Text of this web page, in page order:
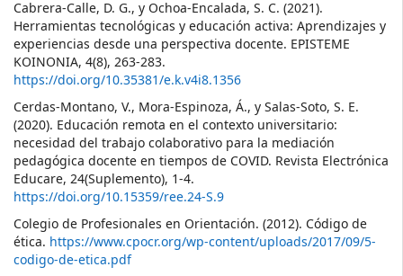
Cabrera-Calle, D. G., y Ochoa-Encalada, S. C. (2021).
Herramientas tecnológicas y educación activa: Aprendizajes y
experiencias desde una perspectiva docente. EPISTEME
KOINONIA, 4(8), 263-283.
https://doi.org/10.35381/e.k.v4i8.1356
Cerdas-Montano, V., Mora-Espinoza, Á., y Salas-Soto, S. E.
(2020). Educación remota en el contexto universitario:
necesidad del trabajo colaborativo para la mediación
pedagógica docente en tiempos de COVID. Revista Electrónica
Educare, 24(Suplemento), 1-4.
https://doi.org/10.15359/ree.24-S.9
Colegio de Profesionales en Orientación. (2012). Código de
ética. https://www.cpocr.org/wp-content/uploads/2017/09/5-
codigo-de-etica.pdf